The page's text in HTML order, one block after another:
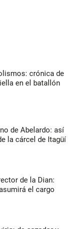
crónica de
en el batallón
de Abelardo: así
la cárcel de Itagüí
de la Dian:
el cargo